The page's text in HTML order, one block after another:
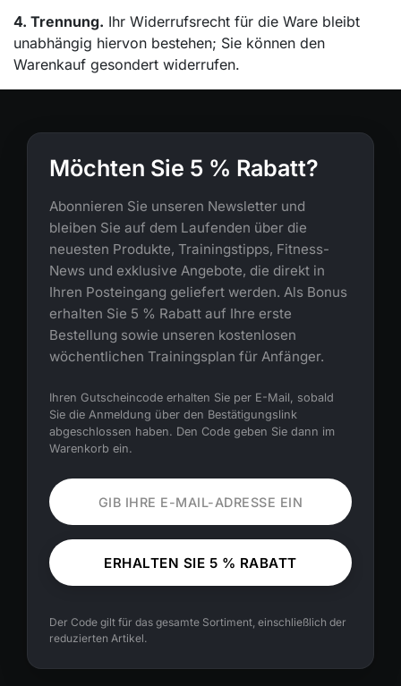
4. Trennung. Ihr Widerrufsrecht für die Ware bleibt
unabhängig hiervon bestehen; Sie können den
Warenkauf gesondert widerrufen.
Möchten Sie 5 % Rabatt?
Abonnieren Sie unseren Newsletter und
bleiben Sie auf dem Laufenden über die
neuesten Produkte, Trainingstipps, Fitness-
News und exklusive Angebote, die direkt in
Ihren Posteingang geliefert werden. Als Bonus
erhalten Sie 5 % Rabatt auf Ihre erste
Bestellung sowie unseren kostenlosen
wöchentlichen Trainingsplan für Anfänger.
Ihren Gutscheincode erhalten Sie per E-Mail, sobald
Sie die Anmeldung über den Bestätigungslink
abgeschlossen haben. Den Code geben Sie dann im
Warenkorb ein.
ERHALTEN SIE 5 % RABATT
Der Code gilt für das gesamte Sortiment, einschließlich der
reduzierten Artikel.